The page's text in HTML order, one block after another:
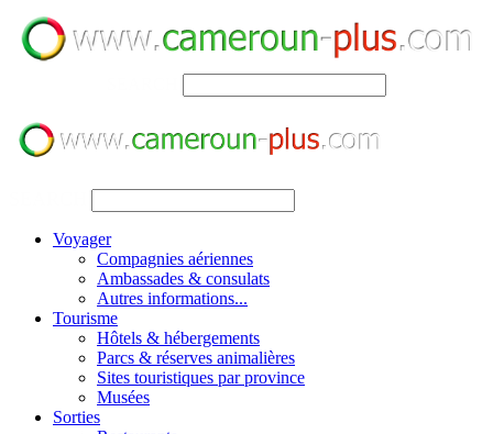
Voyager
Compagnies aériennes
Ambassades & consulats
Autres informations...
Tourisme
Hôtels & hébergements
Parcs & réserves animalières
Sites touristiques par province
Musées
Sorties